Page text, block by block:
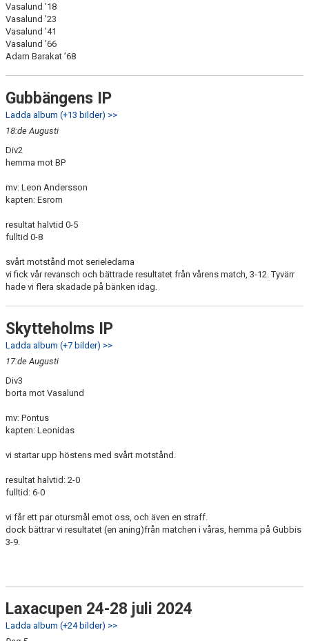
Vasalund ’18
Vasalund ’23
Vasalund ’41
Vasalund ’66
Adam Barakat ’68
Gubbängens IP
Ladda album (+13 bilder) >>
18:de Augusti
Div2
hemma mot BP
mv: Leon Andersson
kapten: Esrom
resultat halvtid 0-5
fulltid 0-8
svårt motstånd mot serieledarna
vi fick vår revansch och bättrade resultatet från vårens match, 3-12. Tyvärr
hade vi flera skadade på bänken idag.
Skytteholms IP
Ladda album (+7 bilder) >>
17:de Augusti
Div3
borta mot Vasalund
mv: Pontus
kapten: Leonidas
vi startar upp höstens med svårt motstånd.
resultat halvtid: 2-0
fulltid: 6-0
vi får ett par otursmål emot oss, och även en straff.
dock bättrar vi resultatet (en aning)från matchen i våras, hemma på Gubbis
3-9.
Laxacupen 24-28 juli 2024
Ladda album (+24 bilder) >>